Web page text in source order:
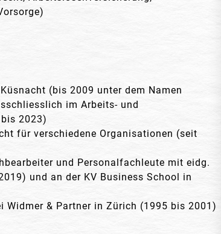
(bis 2009 unter dem Namen
im Arbeits- und
2023)
für verschiedene Organisationen (seit
und Personalfachleute mit eidg.
und an der KV Business School in
& Partner in Zürich (1995 bis 2001)